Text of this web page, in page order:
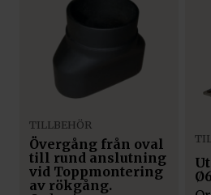
TILLBEHÖR
Övergång från oval
till rund anslutning
vid Toppmontering
av rökgång.